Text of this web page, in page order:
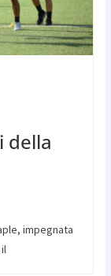
della
impegnata